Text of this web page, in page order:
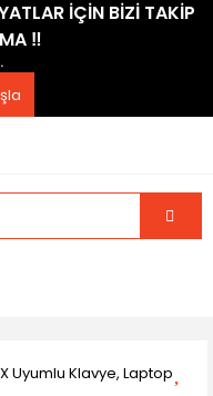
İÇİN BİZİ TAKİP
​‼️​